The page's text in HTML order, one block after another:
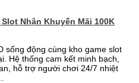
Nhận Khuyến Mãi 100K
sống động cùng kho game slot
Hệ thống cam kết minh bạch,
hỗ trợ người chơi 24/7 nhiệt